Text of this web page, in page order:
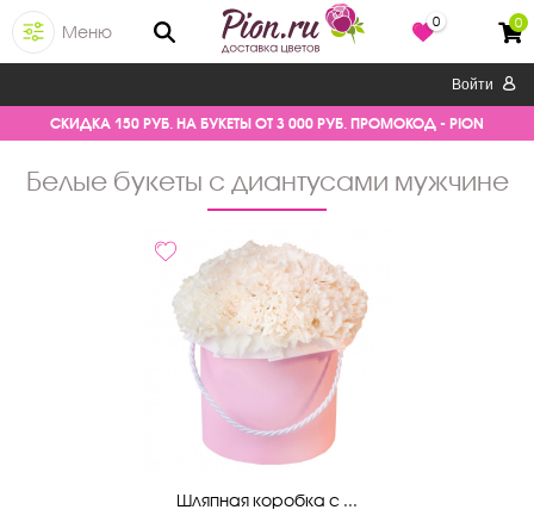
Меню
0 0
Войти
СКИДКА 150 РУБ. НА БУКЕТЫ ОТ 3 000 РУБ. ПРОМОКОД - PION
белые букеты с диантусами мужчине
Шляпная коробка с ...